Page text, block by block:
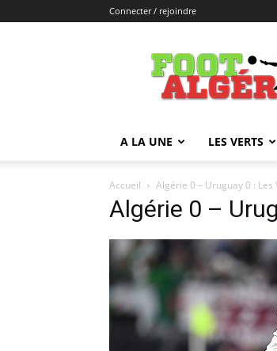
Connecter / rejoindre
A LA UNE LES VERTS
Accueil Algérie 0 – Uruguay 0 :
Algérie 0 –